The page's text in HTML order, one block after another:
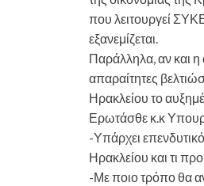
που λειτουργεί
εξανεμίζεται.
Παράλληλα, αν και η
απαραίτητες
Ηρακλείου το
Ερωτάσθε κ.κ
-Υπάρχει
Ηρακλείου και τι
-Με ποιο τρόπο θα